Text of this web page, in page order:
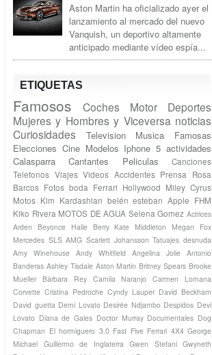
Aston Martin ha oficializado ayer el
lanzamiento al mercado del nuevo
Vanquish, un deportivo altamente
anticipado mediante vídeo espía...
ETIQUETAS
Famosos Coches Motor
Deportes
Mujeres y Hombres y Viceversa noticias
Curiosidades
Television Musica
Famosas
Elecciones Cine Modelos Iphone 5 actividades
Calasparra
Cantantes Peliculas
Canciones
Telefonos Viajes Videos Accidentes Prensa Rosa
Barcos Fotos boda Ferrari Hollywood Miley Cyrus
Motos Kim Kardashian belén esteban Apple FHM
Kiko Rivera MOTOS DE AGUA Selena Gomez Actrices
Arden
Beyonce Halle Berry Kate Middleton
Megan Fox
Mercedes SLS AMG Scarlett Johansson Tatuajes desnuda
Amy Winehouse Andy Whitfield Angelina Jolie Antonio
Banderas Ashley Tisdale Aston Martin Britney Spears Brooke
Mueller
Bárbara Rey Camila Naranjo
Carmen Lomana
Corvette Cristina Pedroche Cyndy Lauper David Beckham
David guetta Demi Lovato Desirée Ndjambo Despidos Devi
Lovato Diana de Gales Doctor Murray Documentales Dog
Chapman El hormiguero 3.0 Fast Five Ferrari 4X4 George
Michael Guillermo de Inglaterra Gwen Stefani Gwyneth